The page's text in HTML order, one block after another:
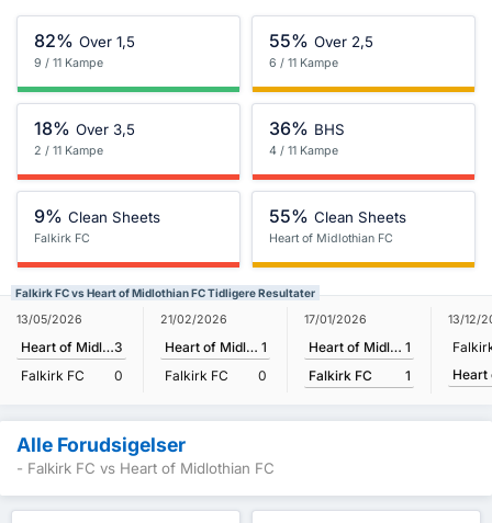
82% Over 1,5
9 / 11 Kampe
55% Over 2,5
6 / 11 Kampe
18% Over 3,5
2 / 11 Kampe
36% BHS
4 / 11 Kampe
9% Clean Sheets
Falkirk FC
55% Clean Sheets
Heart of Midlothian FC
Falkirk FC vs Heart of Midlothian FC Tidligere Resultater
13/05/2026
Heart of Midlothian FC3
Falkirk FC
0
21/02/2026
Heart of Midlothian FC 1
Falkirk FC
0
17/01/2026
Heart of Midlothian FC 1
Falkirk FC
1
13/12/
Alle Forudsigelser
- Falkirk FC vs Heart of Midlothian FC